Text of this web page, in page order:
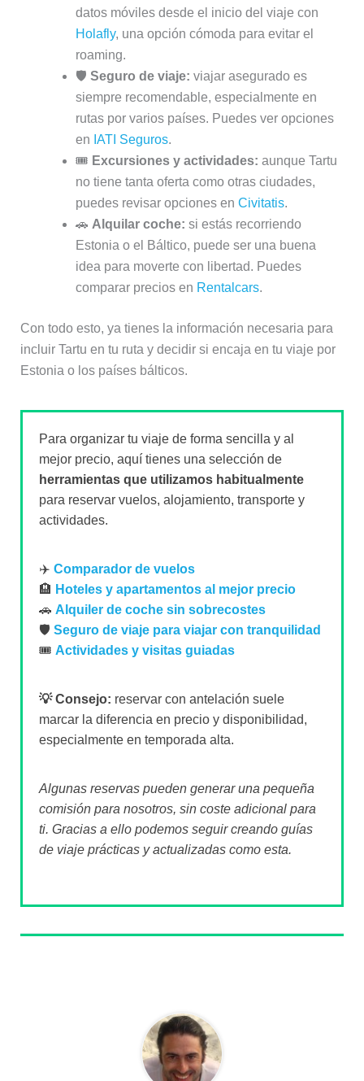
datos móviles desde el inicio del viaje con
Holafly, una opción cómoda para evitar el
roaming.
🛡️ Seguro de viaje: viajar asegurado es
siempre recomendable, especialmente en
rutas por varios países. Puedes ver opciones
en IATI Seguros.
🎟️ Excursiones y actividades: aunque Tartu
no tiene tanta oferta como otras ciudades,
puedes revisar opciones en Civitatis.
🚗 Alquilar coche: si estás recorriendo
Estonia o el Báltico, puede ser una buena
idea para moverte con libertad. Puedes
comparar precios en Rentalcars.
Con todo esto, ya tienes la información necesaria para
incluir Tartu en tu ruta y decidir si encaja en tu viaje por
Estonia o los países bálticos.
Para organizar tu viaje de forma sencilla y al
mejor precio, aquí tienes una selección de
herramientas que utilizamos habitualmente
para reservar vuelos, alojamiento, transporte y
actividades.
✈️ Comparador de vuelos
🏨 Hoteles y apartamentos al mejor precio
🚗 Alquiler de coche sin sobrecostes
🛡️ Seguro de viaje para viajar con tranquilidad
🎟️ Actividades y visitas guiadas
💡 Consejo: reservar con antelación suele
marcar la diferencia en precio y disponibilidad,
especialmente en temporada alta.
Algunas reservas pueden generar una pequeña
comisión para nosotros, sin coste adicional para
ti. Gracias a ello podemos seguir creando guías
de viaje prácticas y actualizadas como esta.